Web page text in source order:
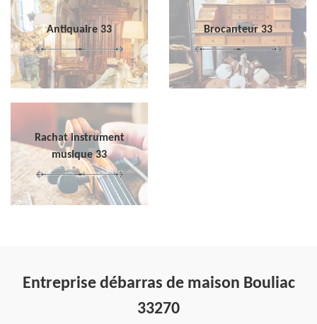
Antiquaire 33 Brocanteur 33
Rachat instrument
musique 33
Entreprise débarras de maison Bouliac
33270